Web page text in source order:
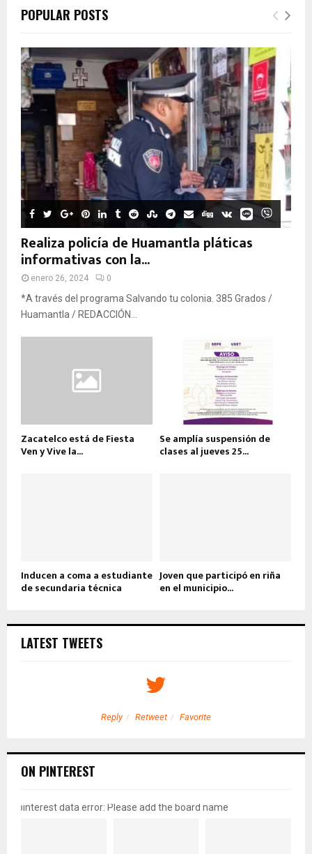
POPULAR POSTS
Realiza policía de Huamantla pláticas
informativas con la...
enero 26, 2024 0
*A través del programa Salvando tu colonia. 385 Grados /
Huamantla / REDACCIÓN...
Zacatelco está de Fiesta
Ven y Vive la...
Se amplía suspensión de
clases al jueves 25...
Inducen a coma a estudiante
de secundaria técnica
Joven que participó en riña
en el municipio...
LATEST TWEETS
Reply Retweet Favorite
ON PINTEREST
pinterest data error: Please add the board name